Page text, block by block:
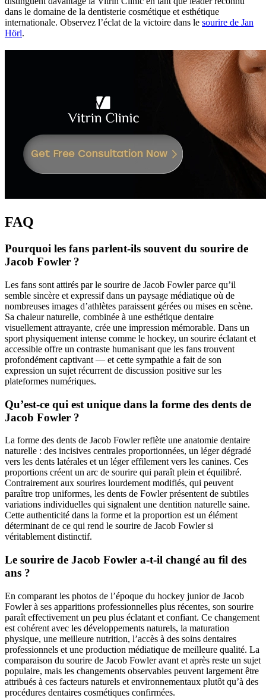
dans le domaine de la dentisterie cosmétique et esthétique
internationale. Observez l’éclat de la victoire dans le sourire de Jan
Hörl.
FAQ
Pourquoi les fans parlent-ils souvent du sourire de
Jacob Fowler ?
Les fans sont attirés par le sourire de Jacob Fowler parce qu’il
semble sincère et expressif dans un paysage médiatique où de
nombreuses images d’athlètes paraissent gérées ou mises en scène.
Sa chaleur naturelle, combinée à une esthétique dentaire
visuellement attrayante, crée une impression mémorable. Dans un
sport physiquement intense comme le hockey, un sourire éclatant et
accessible offre un contraste humanisant que les fans trouvent
profondément captivant — et cette sympathie a fait de son
expression un sujet récurrent de discussion positive sur les
plateformes numériques.
Qu’est-ce qui est unique dans la forme des dents de
Jacob Fowler ?
La forme des dents de Jacob Fowler reflète une anatomie dentaire
naturelle : des incisives centrales proportionnées, un léger dégradé
vers les dents latérales et un léger effilement vers les canines. Ces
proportions créent un arc de sourire qui paraît plein et équilibré.
Contrairement aux sourires lourdement modifiés, qui peuvent
paraître trop uniformes, les dents de Fowler présentent de subtiles
variations individuelles qui signalent une dentition naturelle saine.
Cette authenticité dans la forme et la proportion est un élément
déterminant de ce qui rend le sourire de Jacob Fowler si
véritablement distinctif.
Le sourire de Jacob Fowler a-t-il changé au fil des
ans ?
En comparant les photos de l’époque du hockey junior de Jacob
Fowler à ses apparitions professionnelles plus récentes, son sourire
paraît effectivement un peu plus éclatant et confiant. Ce changement
est cohérent avec les développements naturels, la maturation
physique, une meilleure nutrition, l’accès à des soins dentaires
professionnels et une production médiatique de meilleure qualité. La
comparaison du sourire de Jacob Fowler avant et après reste un sujet
populaire, mais les changements observables peuvent largement être
attribués à ces facteurs naturels et environnementaux plutôt qu’à des
procédures dentaires cosmétiques confirmées.